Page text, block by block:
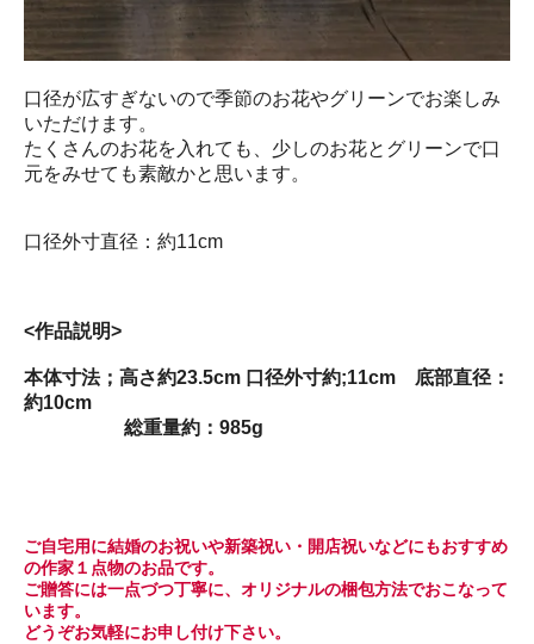
口径が広すぎないので季節のお花やグリーンでお楽しみ
いただけます。
たくさんのお花を入れても、少しのお花とグリーンで口
元をみせても素敵かと思います。
口径外寸直径：約11cm
<作品説明>
本体寸法；高さ約23.5cm 口径外寸約;11cm 底部直径：
約10cm
総重量約：985g
ご自宅用に結婚のお祝いや新築祝い・開店祝いなどにもおすすめ
の作家１点物のお品です。
ご贈答には一点づつ丁寧に、オリジナルの梱包方法でおこなって
います。
どうぞお気軽にお申し付け下さい。